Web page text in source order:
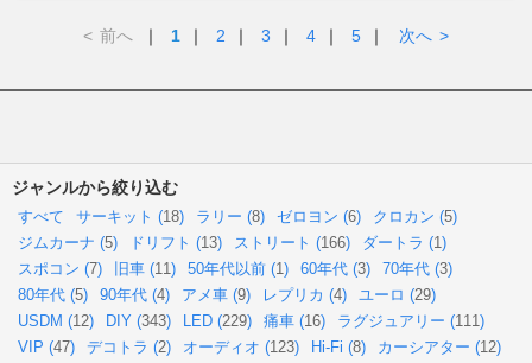
< 前へ ｜ 1 ｜ 2 ｜ 3 ｜ 4 ｜ 5 ｜ 次へ >
ジャンルから絞り込む
すべて サーキット (18) ラリー (8) ゼロヨン (6) クロカン (5)
ジムカーナ (5) ドリフト (13) ストリート (166) ダートラ (1 )
スポコン (7) 旧車 (11 ) 50年代以前 (1 ) 60年代 (3) 70年代 (3)
80年代 (5) 90年代 (4) アメ車 (9) レプリカ (4) ユーロ (29)
USDM (12) DIY (343) LED (229) 痛車 (16) ラグジュアリー (111 )
VIP (47) デコトラ (2) オーディオ (123) Hi-Fi (8) カーシアター (12)